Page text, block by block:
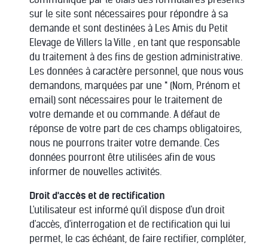
sur le site sont nécessaires pour répondre à sa
demande et sont destinées à Les Amis du Petit
Elevage de Villers la Ville , en tant que responsable
du traitement à des fins de gestion administrative.
Les données à caractère personnel, que nous vous
demandons, marquées par une * (Nom, Prénom et
email) sont nécessaires pour le traitement de
votre demande et ou commande. A défaut de
réponse de votre part de ces champs obligatoires,
nous ne pourrons traiter votre demande. Ces
données pourront être utilisées afin de vous
informer de nouvelles activités.
Droit d'accès et de rectification
L'utilisateur est informé qu'il dispose d'un droit
d'accès, d'interrogation et de rectification qui lui
permet, le cas échéant, de faire rectifier, compléter,